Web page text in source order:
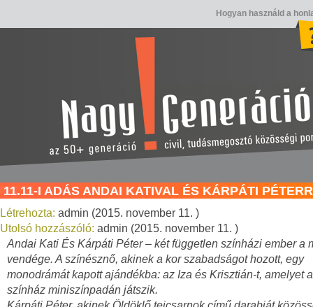
Hogyan használd a
11.11-I ADÁS ANDAI KATIVAL ÉS KÁRPÁTI
Létrehozta: admin (2015. november 11. )
Utolsó hozzászóló: admin (2015. november 11. )
Andai Kati És Kárpáti Péter – két független színházi ember a
vendége. A színésznő, akinek a kor szabadságot hozott, egy
monodrámát kapott ajándékba: az Iza és Krisztián-t, amelyet
színház miniszínpadán játszik.